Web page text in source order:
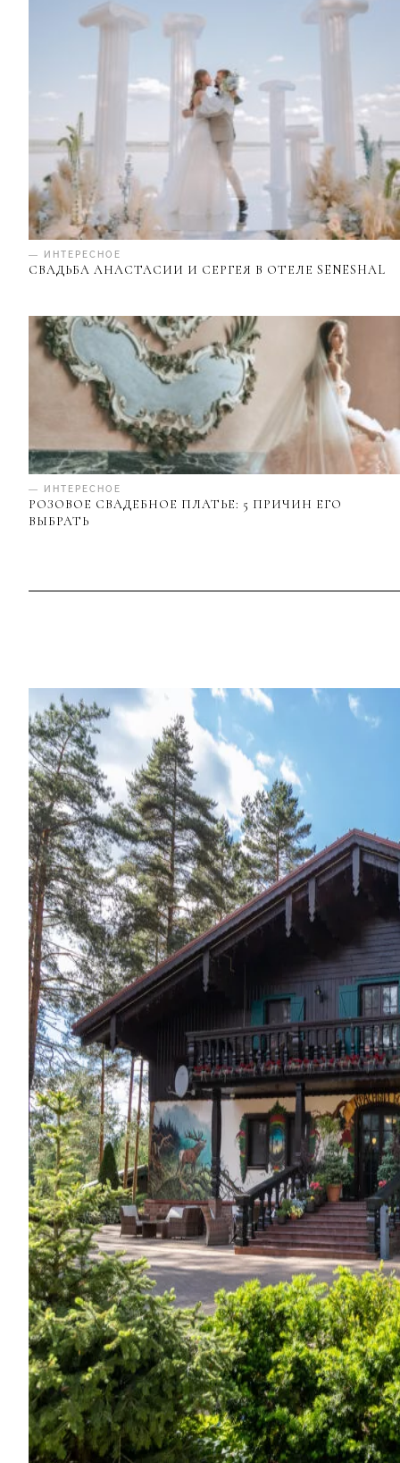
— ИНТЕРЕСНОЕ
СВАДЬБА АНАСТАСИИ И СЕРГЕЯ В ОТЕЛЕ SENESHAL
— ИНТЕРЕСНОЕ
РОЗОВОЕ СВАДЕБНОЕ ПЛАТЬЕ: 5 ПРИЧИН ЕГО
ВЫБРАТЬ